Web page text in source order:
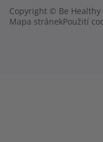
Copyright © Be Healthy
Mapa stránekPoužití